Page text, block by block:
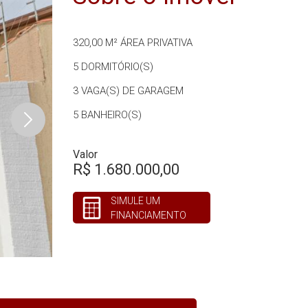
320,00 M² ÁREA PRIVATIVA
5 DORMITÓRIO(S)
3 VAGA(S) DE GARAGEM
5 BANHEIRO(S)
Valor
R$ 1.680.000,00
SIMULE UM
FINANCIAMENTO